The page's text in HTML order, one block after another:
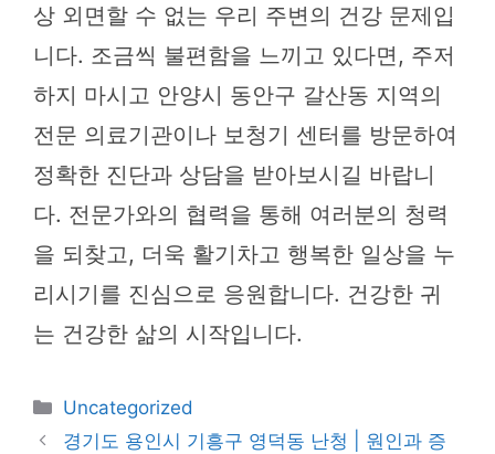
상 외면할 수 없는 우리 주변의 건강 문제입
니다. 조금씩 불편함을 느끼고 있다면, 주저
하지 마시고 안양시 동안구 갈산동 지역의
전문 의료기관이나 보청기 센터를 방문하여
정확한 진단과 상담을 받아보시길 바랍니
다. 전문가와의 협력을 통해 여러분의 청력
을 되찾고, 더욱 활기차고 행복한 일상을 누
리시기를 진심으로 응원합니다. 건강한 귀
는 건강한 삶의 시작입니다.
카
테
Uncategorized
경기도 용인시 기흥구 영덕동 난청 | 원인과 증